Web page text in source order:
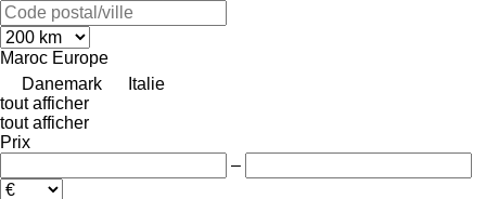
Maroc Europe
Danemark
Italie
tout afficher
tout afficher
Prix
–